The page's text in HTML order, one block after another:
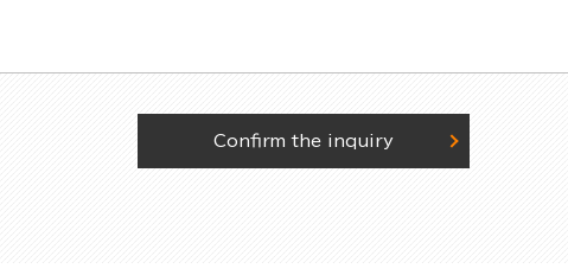
Confirm the inquiry